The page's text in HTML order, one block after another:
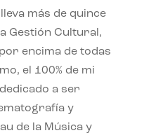
más de quince
Gestión Cultural,
encima de todas
el 100% de mi
a ser
y
de la Música y